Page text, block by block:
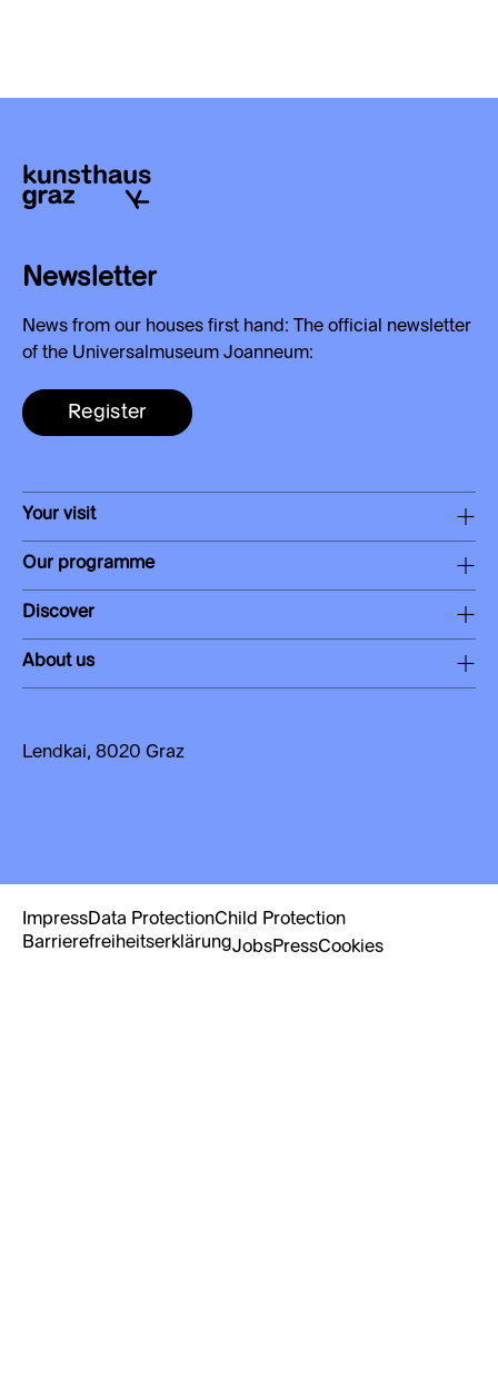
Newsletter
News from our houses first hand: The official newsletter
of the Universalmuseum Joanneum:
Register
Your visit
Our programme
Discover
About us
Lendkai, 8020 Graz
ImpressData ProtectionChild Protection
BarrierefreiheitserklärungJobsPressCookies